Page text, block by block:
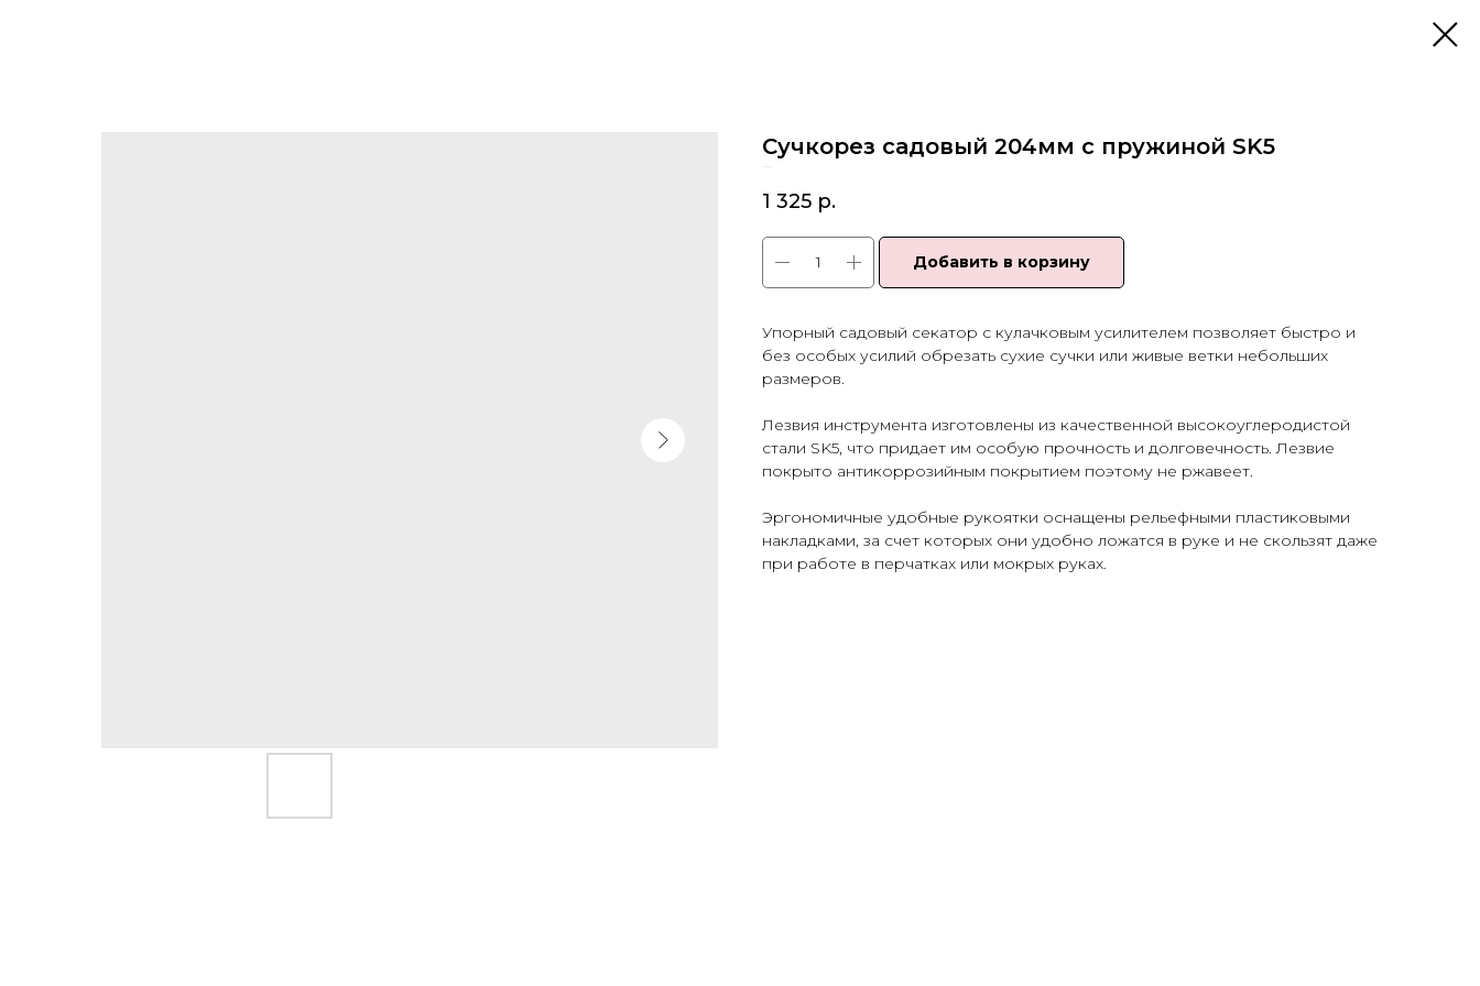
Сучкорез садовый 204мм с пружиной SK5
1 325 р.
Добавить в корзину
Упорный садовый секатор с кулачковым усилителем позволяет быстро и
без особых усилий обрезать сухие сучки или живые ветки небольших
размеров.
Лезвия инструмента изготовлены из качественной высокоуглеродистой
стали SK5, что придает им особую прочность и долговечность. Лезвие
покрыто антикоррозийным покрытием поэтому не ржавеет.
Эргономичные удобные рукоятки оснащены рельефными пластиковыми
накладками, за счет которых они удобно ложатся в руке и не скользят даже
при работе в перчатках или мокрых руках.